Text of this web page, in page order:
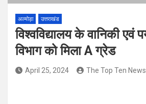
अल्मोड़ा उत्तराखंड
विश्वविद्यालय के वानिकी एवं
विभाग को मिला A ग्रेड
April 25, 2024 The Top Ten News